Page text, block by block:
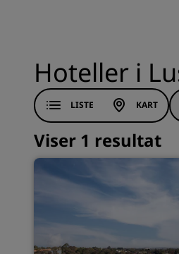
Hoteller i
LISTE KART
Viser 1 resultat